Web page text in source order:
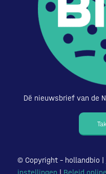
Dé nieuwsbrief van de
© Copyright – hollandbio |